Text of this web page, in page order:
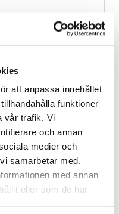
att anpassa innehållet
funktioner
vår trafik. Vi
och annan
medier och
samarbetar med.
med annan
eller som de har
örtartade
med 2–10